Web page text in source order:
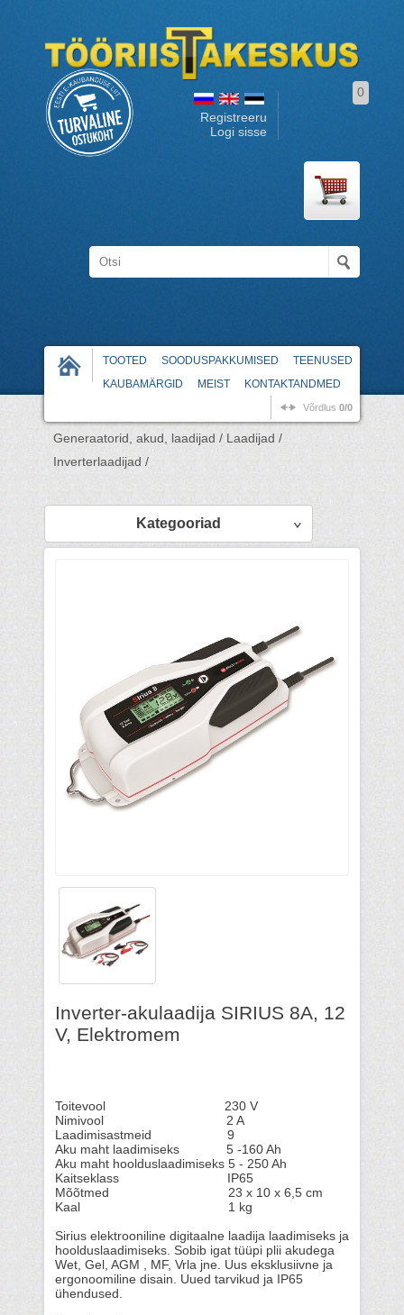
Registreeru
Logi sisse
0
TOOTED SOODUSPAKKUMISED
TEENUSED
KAUBAMÄRGID
MEIST KONTAKTANDMED
Võrdlus 0/0
Generaatorid, akud, laadijad / Laadijad /
Inverterlaadijad /
Kategooriad
Inverter-akulaadija SIRIUS 8A, 12
V, Elektromem
Toitevool 230 V
Nimivool 2 A
Laadimisastmeid 9
Aku maht laadimiseks 5 -160 Ah
Aku maht hoolduslaadimiseks 5 - 250 Ah
Kaitseklass IP65
Mõõtmed 23 x 10 x 6,5 cm
Kaal 1 kg
Sirius elektrooniline digitaalne laadija laadimiseks ja
hoolduslaadimiseks. Sobib igat tüüpi plii akudega
Wet, Gel, AGM , MF, Vrla jne. Uus eksklusiivne ja
ergonoomiline disain. Uued tarvikud ja IP65
ühendused.